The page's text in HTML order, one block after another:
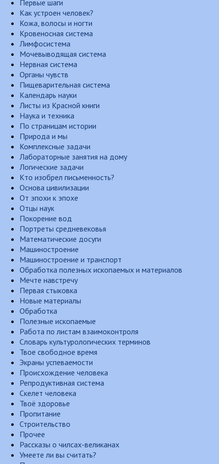
Первые шаги
Как устроен человек?
Кожа, волосы и ногти
Кровеносная система
Лимфосистема
Мочевыводящая система
Нервная система
Органы чувств
Пищеварительная система
Календарь науки
Листы из Красной книги
Наука и техника
По страницам истории
Природа и мы
Комплексные задачи
Лабораторные занятия на дому
Логические задачи
Кто изобрел письменность?
Основа цивилизации
От эпохи к эпохе
Отцы наук
Покорение вод
Портреты средневековья
Математические досуги
Машиностроение
Машиностроение и транспорт
Обработка полезных ископаемых и материалов
Мечте навстречу
Первая стыковка
Новые материалы
Обработка
Полезные ископаемые
Работа по листам взаимоконтроля
Словарь культурологических терминов
Твое свободное время
Экраны успеваемости
Происхождение человека
Репродуктивная система
Скелет человека
Твоё здоровье
Пропитание
Строительство
Прочее
Рассказы о чилсах-великанах
Умеете ли вы считать?